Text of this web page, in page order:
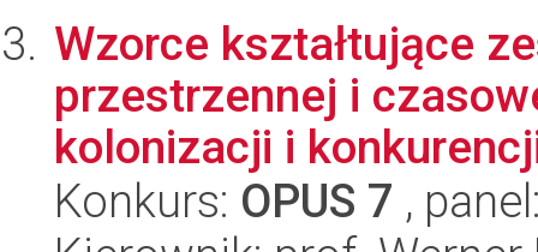
Wzorce kształtujące
przestrzennej i
kolonizacji i
Konkurs: OPUS 7 ,